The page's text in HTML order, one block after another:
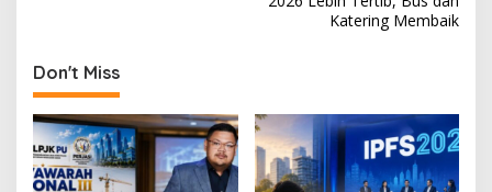
t
n
a
v
i
Katering Membaik
Don't Miss